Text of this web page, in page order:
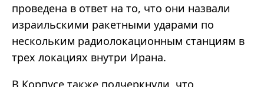
проведена в ответ на то, что они назвали
израильскими ракетными ударами по
нескольким радиолокационным станциям в
трех локациях внутри Ирана.
В Корпусе также подчеркнули, что